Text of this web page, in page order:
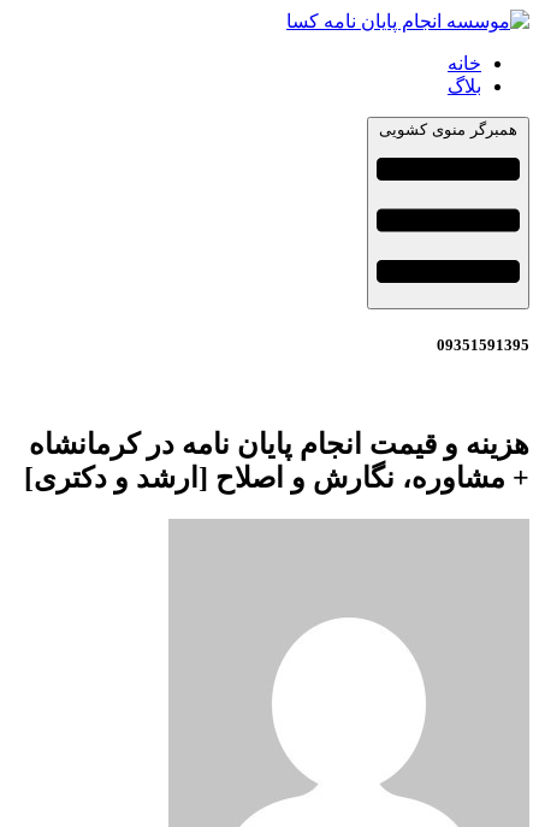
خانه
بلاگ
همبرگر منوی کشویی
09351591395
هزینه و قیمت انجام پایان نامه در کرمانشاه
+ مشاوره، نگارش و اصلاح [ارشد و دکتری]